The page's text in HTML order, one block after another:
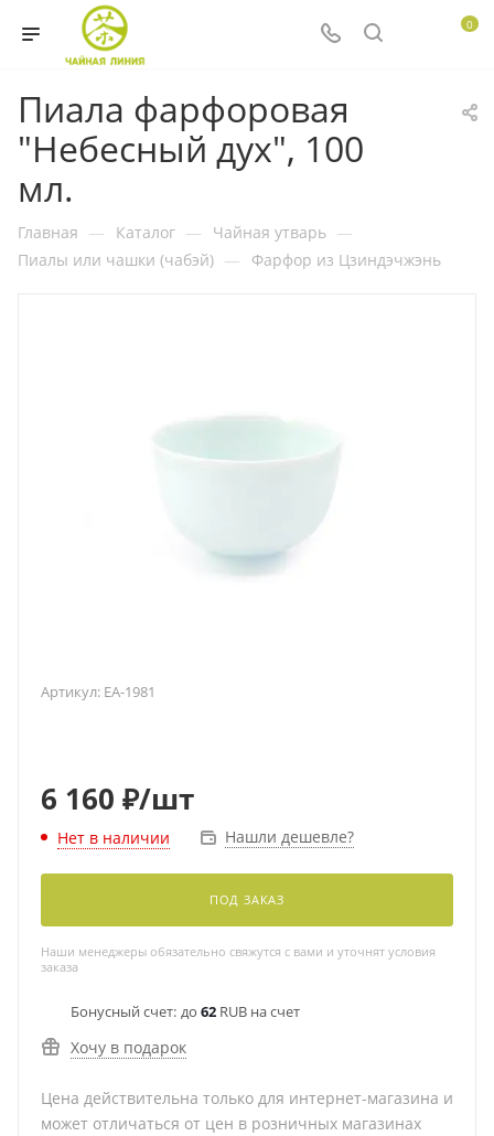
0
Пиала фарфоровая
"Небесный дух", 100
мл.
Главная — Каталог — Чайная утварь —
Пиалы или чашки (чабэй) — Фарфор из Цзиндэчжэнь
Артикул: EA-1981
6 160 ₽/шт
Нет в наличии Нашли дешевле?
ПОД ЗАКАЗ
Наши менеджеры обязательно свяжутся с вами и уточнят условия
заказа
Бонусный счет: до 62 RUB на счет
Хочу в подарок
Цена действительна только для интернет-магазина и
может отличаться от цен в розничных магазинах